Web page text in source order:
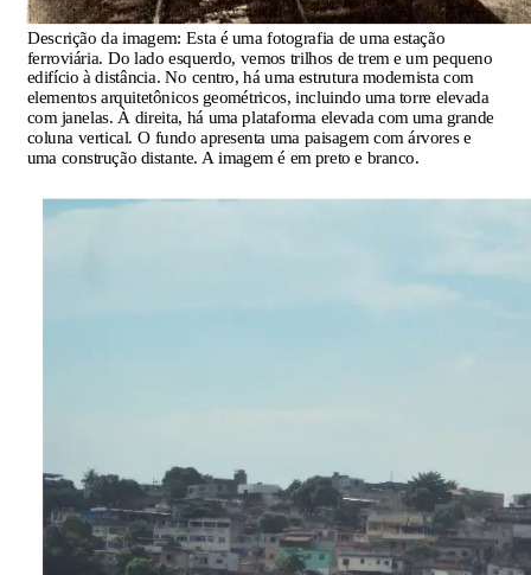
Descrição da imagem: Esta é uma fotografia de uma estação
ferroviária. Do lado esquerdo, vemos trilhos de trem e um pequeno
edifício à distância. No centro, há uma estrutura modernista com
elementos arquitetônicos geométricos, incluindo uma torre elevada
com janelas. À direita, há uma plataforma elevada com uma grande
coluna vertical. O fundo apresenta uma paisagem com árvores e
uma construção distante. A imagem é em preto e branco.